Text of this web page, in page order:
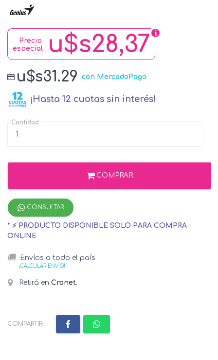
u$s28,37
Precio
especial
u$s31.29 con MercadoPago
¡Hasta 12 cuotas sin interés!
Cantidad
COMPRAR
CONSULTAR
* ⚡ PRODUCTO DISPONIBLE SOLO PARA COMPRA
ONLINE
Envíos a todo el país
¡CALCULAR ENVÍO!
Retirá en Cronet.
COMPARTIR: